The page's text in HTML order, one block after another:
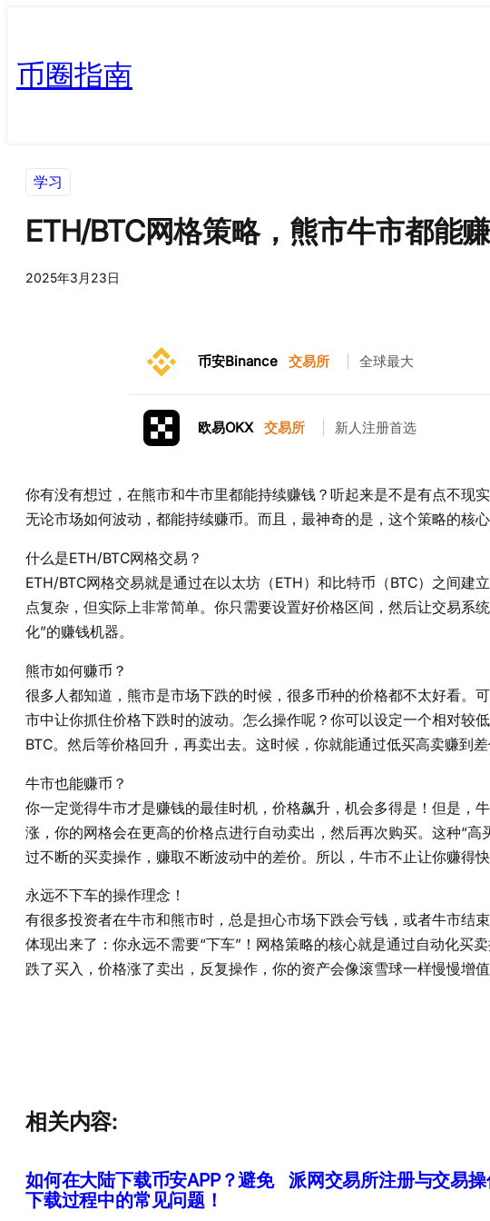
币圈指南
学习
ETH/BTC网格策略，熊市牛市都能
2025年3月23日
币安Binance 交易所 全球最大
欧易OKX 交易所 新人注册首选
你有没有想过，在熊市和牛市里都能持续赚钱？听起来是不是有点不现
无论市场如何波动，都能持续赚币。而且，最神奇的是，这个策略的核
什么是ETH/BTC网格交易？
ETH/BTC网格交易就是通过在以太坊（ETH）和比特币（BTC）之间
点复杂，但实际上非常简单。你只需要设置好价格区间，然后让交易系
化”的赚钱机器。
熊市如何赚币？
很多人都知道，熊市是市场下跌的时候，很多币种的价格都不太好看。
市中让你抓住价格下跌时的波动。怎么操作呢？你可以设定一个相对较
BTC。然后等价格回升，再卖出去。这时候，你就能通过低买高卖赚到差
牛市也能赚币？
你一定觉得牛市才是赚钱的最佳时机，价格飙升，机会多得是！但是，
涨，你的网格会在更高的价格点进行自动卖出，然后再次购买。这种“
过不断的买卖操作，赚取不断波动中的差价。所以，牛市不止让你赚得
永远不下车的操作理念！
有很多投资者在牛市和熊市时，总是担心市场下跌会亏钱，或者牛市结
体现出来了：你永远不需要“下车”！网格策略的核心就是通过自动化买
跌了买入，价格涨了卖出，反复操作，你的资产会像滚雪球一样慢慢增
相关内容:
如何在大陆下载币安APP？避免
下载过程中的常见问题！
派网交易所注册与交易